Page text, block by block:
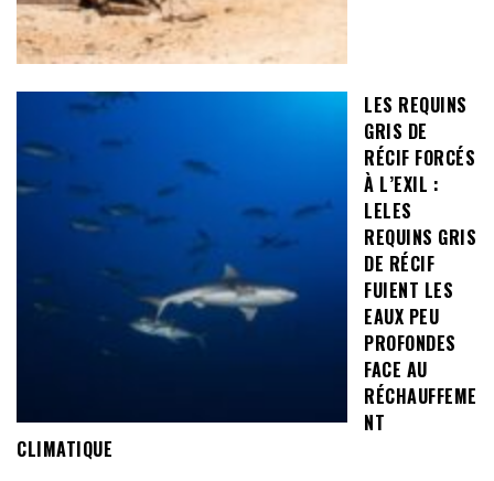
LES REQUINS
GRIS DE
RÉCIF FORCÉS
À L’EXIL :
LELES
REQUINS GRIS
DE RÉCIF
FUIENT LES
EAUX PEU
PROFONDES
FACE AU
RÉCHAUFFEME
NT
CLIMATIQUE